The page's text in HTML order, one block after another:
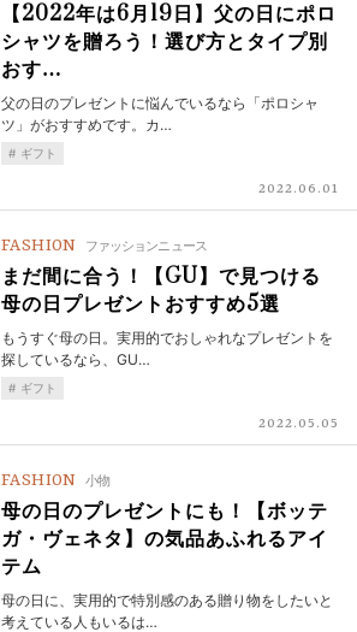
【2022年は6月19日】父の日にポロ
シャツを贈ろう！選び方とタイプ別
おす…
父の日のプレゼントに悩んでいるなら「ポロシャ
ツ」がおすすめです。カ…
ギフト
2022.06.01
FASHION ファッションニュース
まだ間に合う！【GU】で見つける
母の日プレゼントおすすめ5選
もうすぐ母の日。実用的でおしゃれなプレゼントを
探しているなら、GU…
ギフト
2022.05.05
FASHION 小物
母の日のプレゼントにも！【ボッテ
ガ・ヴェネタ】の気品あふれるアイ
テム
母の日に、実用的で特別感のある贈り物をしたいと
考えている人もいるは…